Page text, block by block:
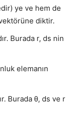
ye ve hem de
diktir.
Burada r, ds nin
elemanın
Burada θ, ds ve r